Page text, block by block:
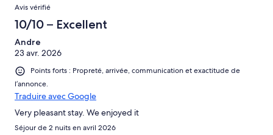
Avis vérifié
10/10 – Excellent
Andre
23 avr. 2026
Points forts : Propreté, arrivée, communication et exactitude de
l’annonce.
Traduire avec Google
Very pleasant stay. We enjoyed it
Séjour de 2 nuits en avril 2026